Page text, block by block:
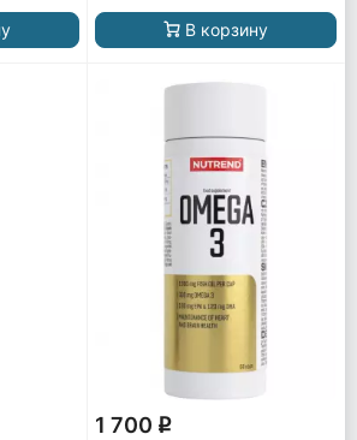
В корзину
1 700 q